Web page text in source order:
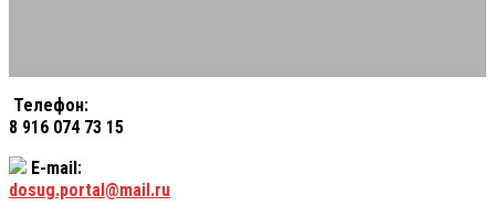
Телефон:
8 916 074 73 15
E-mail:
dosug.portal@mail.ru